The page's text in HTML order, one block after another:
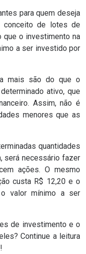
para quem deseja
de lotes de
que o investimento na
a ser investido por
mais são do que o
ativo, que
Assim, não é
menores que as
quantidades
será necessário fazer
ações. O mesmo
custa R$ 12,20 e o
valor mínimo a ser
de investimento e o
Continue a leitura